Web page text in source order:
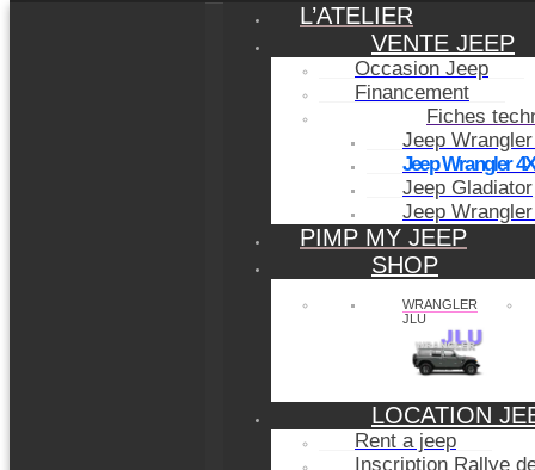
L’ATELIER
VENTE JEEP
Occasion Jeep
Financement
Fiches
Jeep
Jeep Wrangler
Jeep Gladiator
Jeep
PIMP MY JEEP
SHOP
WRANGLER
JLU
LOCATION
Rent a jeep
Inscription Rallye